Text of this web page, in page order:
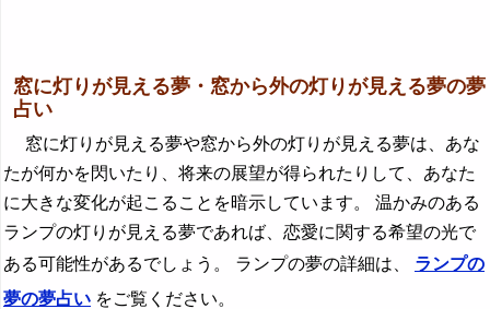
窓に灯りが見える夢・窓から外の灯りが見える夢の夢
占い
窓に灯りが見える夢や窓から外の灯りが見える夢は、あな
たが何かを閃いたり、将来の展望が得られたりして、あなた
に大きな変化が起こることを暗示しています。 温かみのある
ランプの灯りが見える夢であれば、恋愛に関する希望の光で
ある可能性があるでしょう。 ランプの夢の詳細は、 ランプの
夢の夢占い をご覧ください。